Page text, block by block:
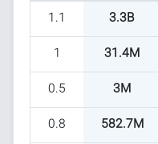
38
238.1K
1
3.8B
1
52M
6
12.2M
3.3B
1.1
31.4M
1
3M
0.5
582.7M
0.8